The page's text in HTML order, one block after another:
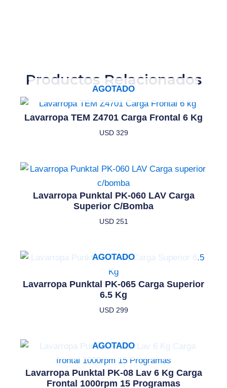
Productos Relacionados
AGOTADO
Lavarropa TEM Z4701 Carga Frontal 6 Kg
USD329
Lavarropa Punktal PK-060 LAV Carga
Superior C/bomba
USD251
AGOTADO
Lavarropa Punktal PK-065 Carga Superior
6.5 Kg
USD299
AGOTADO
Lavarropa Punktal PK-08 Lav 6 Kg Carga
Frontal 1000rpm 15 Programas